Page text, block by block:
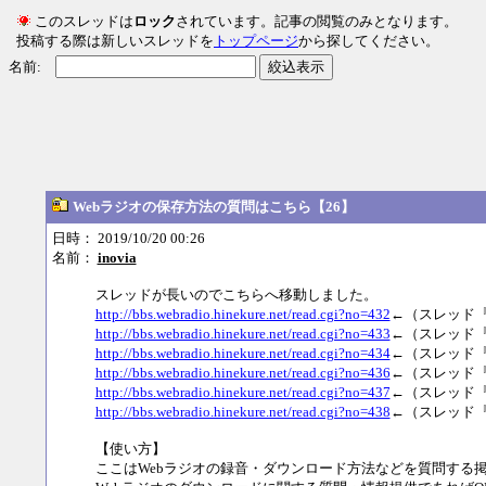
このスレッドは ロックされています。記事の閲覧のみとなります。
投稿する際は新しいスレッドを トップページから探してください。
名前: 絞込表示
Webラジオの保存方法の質問はこちら【26】
日時： 2019/10/20 00:26
名前： inovia
スレッドが長いのでこちらへ移動しました。
http://bbs.webradio.hinekure.net/read.cgi?no=432 ←（スレッド『
http://bbs.webradio.hinekure.net/read.cgi?no=433 ←（スレッド『
http://bbs.webradio.hinekure.net/read.cgi?no=434←（スレッド『
http://bbs.webradio.hinekure.net/read.cgi?no=436 ←（スレッド『
http://bbs.webradio.hinekure.net/read.cgi?no=437 ←（スレッド『
http://bbs.webradio.hinekure.net/read.cgi?no=438 ←（スレッド『
【使い方】
ここはWebラジオの録音・ダウンロード方法などを質問する掲